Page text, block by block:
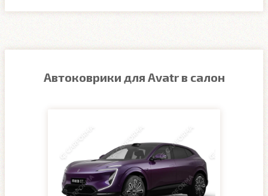
Автоковрики для Avatr в салон